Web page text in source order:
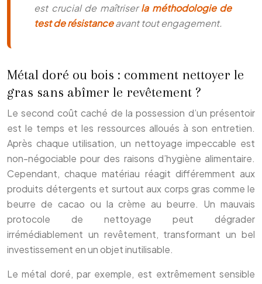
est crucial de maîtriserla méthodologie de
test de résistanceavant tout engagement.
Métal doré ou bois : comment nettoyer le
gras sans abîmer le revêtement ?
Le second coût caché de la possession d’un présentoir
est le temps et les ressources alloués à son entretien.
Après chaque utilisation, un nettoyage impeccable est
non-négociable pour des raisons d’hygiène alimentaire.
Cependant, chaque matériau réagit différemment aux
produits détergents et surtout aux corps gras comme le
beurre de cacao ou la crème au beurre. Un mauvais
protocole de nettoyage peut dégrader
irrémédiablement un revêtement, transformant un bel
investissement en un objet inutilisable.
Le métal doré, par exemple, est extrêmement sensible